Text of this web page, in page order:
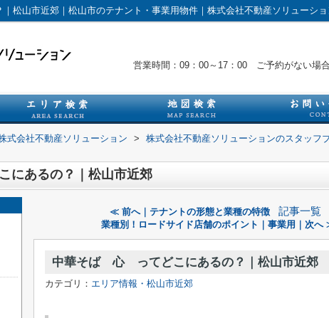
山市近郊｜松山市のテナント・事業用物件｜株式会社不動産ソリューショ
営業時間：09：00～17：00 ご予約がない場
式会社不動産ソリューション > 株式会社不動産ソリューションのスタッフ
あるの？｜松山市近郊
≪ 前へ｜テナントの形態と業種の特徴 記事一覧
業種別！ロードサイド店舗のポイント｜事業用｜次へ
中華そば 心 ってどこにあるの？｜松山市近郊
カテゴリ： エリア情報・松山市近郊